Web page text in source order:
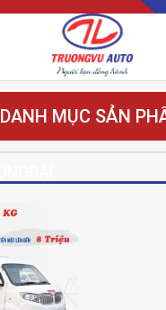
DANH MỤC SẢN